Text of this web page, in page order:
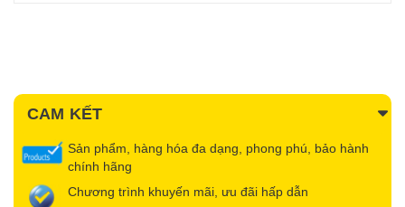
CAM KẾT
Sản phẩm, hàng hóa đa dạng, phong phú, bảo hành
chính hãng
Chương trình khuyến mãi, ưu đãi hấp dẫn